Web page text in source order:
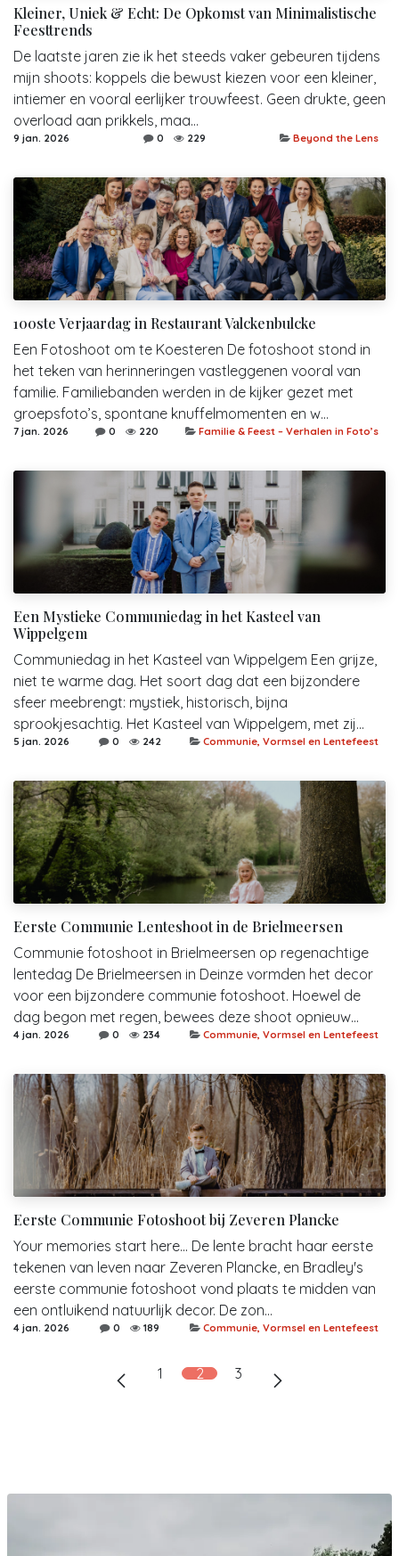
Kleiner, Uniek & Echt: De Opkomst van Minimalistische
Feesttrends
De laatste jaren zie ik het steeds vaker gebeuren tijdens
mijn shoots: koppels die bewust kiezen voor een kleiner,
intiemer en vooral eerlijker trouwfeest. Geen drukte, geen
overload aan prikkels, maa...
9 jan. 2026 0 229 Beyond the Lens
100ste Verjaardag in Restaurant Valckenbulcke
Een Fotoshoot om te Koesteren De fotoshoot stond in
het teken van herinneringen vastleggenen vooral van
familie. Familiebanden werden in de kijker gezet met
groepsfoto’s, spontane knuffelmomenten en w...
7 jan. 2026 0 220 Familie & Feest – Verhalen in Foto’s
Een Mystieke Communiedag in het Kasteel van
Wippelgem
Communiedag in het Kasteel van Wippelgem Een grijze,
niet te warme dag. Het soort dag dat een bijzondere
sfeer meebrengt: mystiek, historisch, bijna
sprookjesachtig. Het Kasteel van Wippelgem, met zij...
5 jan. 2026 0 242 Communie, Vormsel en Lentefeest
Eerste Communie Lenteshoot in de Brielmeersen
Communie fotoshoot in Brielmeersen op regenachtige
lentedag De Brielmeersen in Deinze vormden het decor
voor een bijzondere communie fotoshoot. Hoewel de
dag begon met regen, bewees deze shoot opnieuw...
4 jan. 2026 0 234 Communie, Vormsel en Lentefeest
Eerste Communie Fotoshoot bij Zeveren Plancke
Your memories start here... De lente bracht haar eerste
tekenen van leven naar Zeveren Plancke, en Bradley's
eerste communie fotoshoot vond plaats te midden van
een ontluikend natuurlijk decor. De zon...
4 jan. 2026 0 189 Communie, Vormsel en Lentefeest
1 2 3